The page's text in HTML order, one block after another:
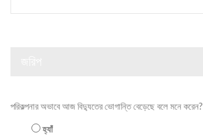
পরিকল্পনার অভাবে আজ বিদ্যুতের ভোগান্তি বেড়েছে বলে মনে করেন?
হ্যাঁ